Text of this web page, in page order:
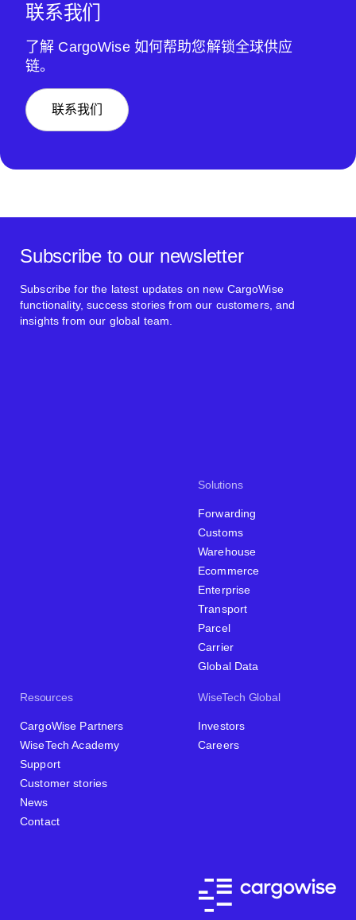
联系我们
了解 CargoWise 如何帮助您解锁全球供应
链。
联系我们
Solutions
Forwarding
Customs
Warehouse
Ecommerce
Enterprise
Transport
Parcel
Carrier
Global Data
Resources
CargoWise Partners
WiseTech Academy
Support
Customer stories
News
Contact
WiseTech Global
Investors
Careers
Subscribe to our newsletter
Subscribe for the latest updates on new CargoWise
functionality, success stories from our customers, and
insights from our global team.